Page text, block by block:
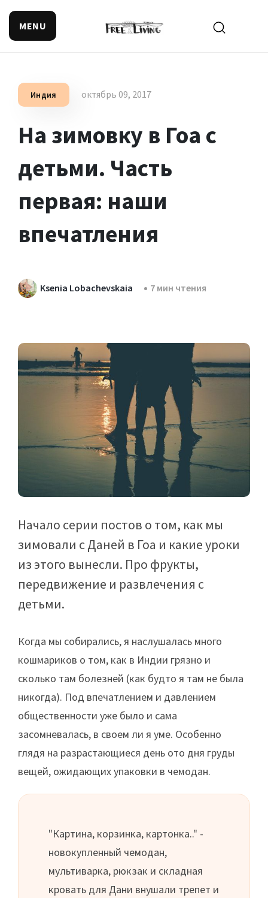
MENU
Индия октябрь 09, 2017
На зимовку в Гоа с
детьми. Часть
первая: наши
впечатления
Ksenia Lobachevskaia 7 мин чтения
Начало серии постов о том, как мы
зимовали с Даней в Гоа и какие уроки
из этого вынесли. Про фрукты,
передвижение и развлечения с
детьми.
Когда мы собирались, я наслушалась много
кошмариков о том, как в Индии грязно и
сколько там болезней (как будто я там не была
никогда). Под впечатлением и давлением
общественности уже было и сама
засомневалась, в своем ли я уме. Особенно
глядя на разрастающиеся день ото дня груды
вещей, ожидающих упаковки в чемодан.
"Картина, корзинка, картонка.." -
новокупленный чемодан,
мультиварка, рюкзак и складная
кровать для Дани внушали трепет и